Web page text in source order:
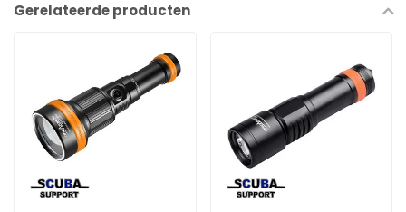
Gerelateerde producten